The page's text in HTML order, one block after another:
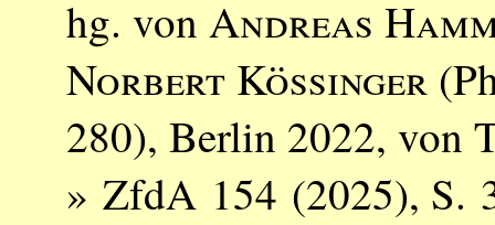
hg. von Andreas
Norbert Kössinger
280), Berlin 2022, von
» ZfdA 154 (2025), S.